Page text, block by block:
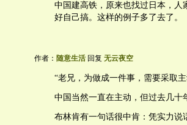
中国建高铁，原来也找过日本，
好自己搞。这样的例子多了去了。
作者： 随意生活 回复 无云夜空
“老兄，为做成一件事，需要采取
中国当然一直在主动，但过去几
布林肯有一句话很中肯：凭实力说